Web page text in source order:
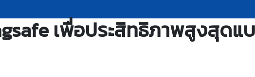
เพื่อประสิทธิภาพสูงสุดแ